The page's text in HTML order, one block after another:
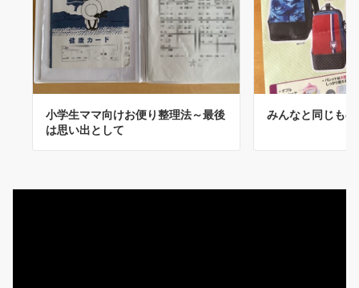
小学生ママ向けお便り整理法～最後
は思い出として
みんなと同じも